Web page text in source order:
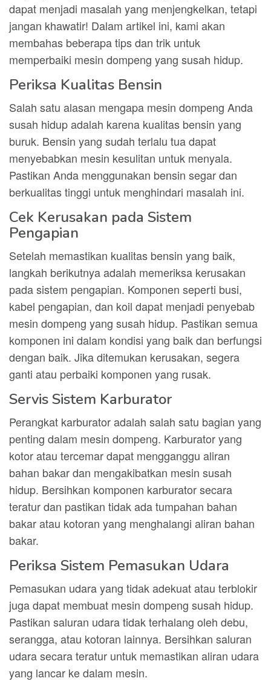
dapat menjadi masalah yang menjengkelkan, tetapi
jangan khawatir! Dalam artikel ini, kami akan
membahas beberapa tips dan trik untuk
memperbaiki mesin dompeng yang susah hidup.
Periksa Kualitas Bensin
Salah satu alasan mengapa mesin dompeng Anda
susah hidup adalah karena kualitas bensin yang
buruk. Bensin yang sudah terlalu tua dapat
menyebabkan mesin kesulitan untuk menyala.
Pastikan Anda menggunakan bensin segar dan
berkualitas tinggi untuk menghindari masalah ini.
Cek Kerusakan pada Sistem
Pengapian
Setelah memastikan kualitas bensin yang baik,
langkah berikutnya adalah memeriksa kerusakan
pada sistem pengapian. Komponen seperti busi,
kabel pengapian, dan koil dapat menjadi penyebab
mesin dompeng yang susah hidup. Pastikan semua
komponen ini dalam kondisi yang baik dan berfungsi
dengan baik. Jika ditemukan kerusakan, segera
ganti atau perbaiki komponen yang rusak.
Servis Sistem Karburator
Perangkat karburator adalah salah satu bagian yang
penting dalam mesin dompeng. Karburator yang
kotor atau tercemar dapat mengganggu aliran
bahan bakar dan mengakibatkan mesin susah
hidup. Bersihkan komponen karburator secara
teratur dan pastikan tidak ada tumpahan bahan
bakar atau kotoran yang menghalangi aliran bahan
bakar.
Periksa Sistem Pemasukan Udara
Pemasukan udara yang tidak adekuat atau terblokir
juga dapat membuat mesin dompeng susah hidup.
Pastikan saluran udara tidak terhalang oleh debu,
serangga, atau kotoran lainnya. Bersihkan saluran
udara secara teratur untuk memastikan aliran udara
yang lancar ke dalam mesin.